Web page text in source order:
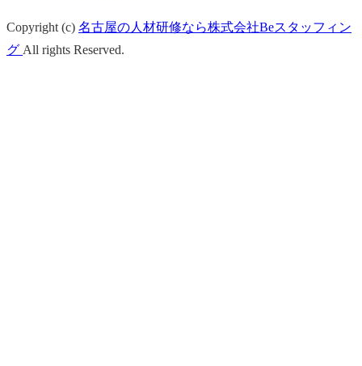
Copyright (c) 名古屋の人材研修なら株式会社Beスタッフィン
グ All rights Reserved.